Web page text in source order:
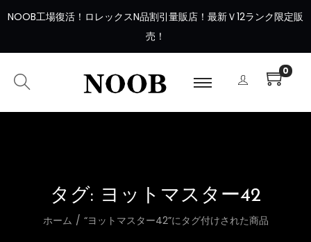
NOOB工場復活 ！ ロレックスN品割引量販店！最新Ｖ12ランク限定販
売！
0
タグ: ヨットマスター42
ホーム / “ヨットマスター42”にタグ付けされた商品